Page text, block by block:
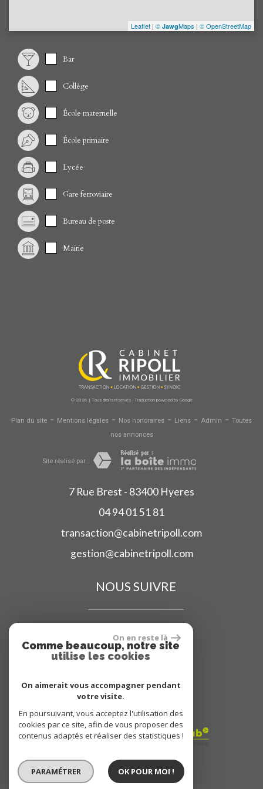
Leaflet | © JawgMaps | © OpenStreetMap
Bar
Collège
École maternelle
École primaire
Lycée
Gare ferroviaire
Bureau de poste
Mairie
© 2026 | Tous droits réservés - Traduction powered by Google
Plan du site - Mentions légales - Nos honoraires - Liens - Admin - Toutes
nos annonces
Site réalisé par :
7 Rue Brest - 83400 Hyeres
04 94 01 51 81
transaction@cabinetripoll.com
gestion@cabinetripoll.com
NOUS SUIVRE
ADHÉRENT
On en reste là
Comme beaucoup, notre site
utilise les cookies
On aimerait vous accompagner pendant
votre visite.
En poursuivant, vous acceptez l'utilisation des
cookies par ce site, afin de vous proposer des
contenus adaptés et réaliser des statistiques !
PARAMÉTRER OK POUR MOI !